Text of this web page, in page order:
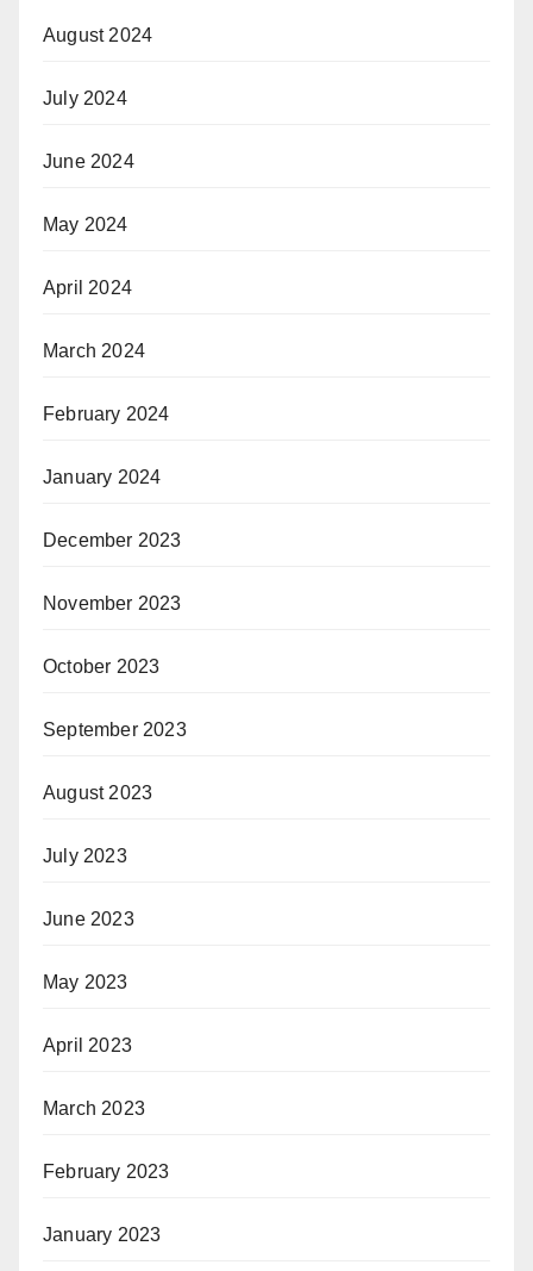
August 2024
July 2024
June 2024
May 2024
April 2024
March 2024
February 2024
January 2024
December 2023
November 2023
October 2023
September 2023
August 2023
July 2023
June 2023
May 2023
April 2023
March 2023
February 2023
January 2023